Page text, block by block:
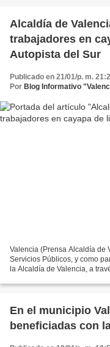
Alcaldía de
trabajadores en
Autopista del Sur
Publicado en 21/01/p. m.
Por Blog Informativo
Valencia (Prensa Alcaldía de
Servicios Públicos, y como
la Alcaldía de Valencia, a
En el municipio
beneficiadas con